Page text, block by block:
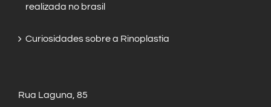
realizada no brasil
Curiosidades sobre a Rinoplastia
Rua Laguna, 85